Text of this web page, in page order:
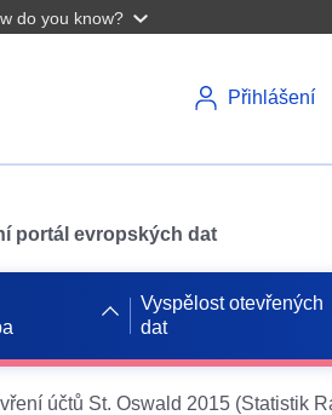
do you know?
Přihlášení
portál evropských dat
Vyspělost otevřených
dat
účtů St. Oswald 2015 (Statistik